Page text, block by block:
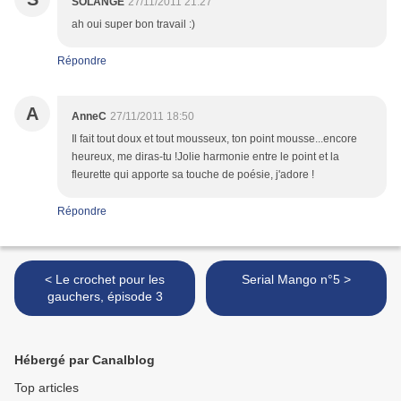
ah oui super bon travail :)
Répondre
A AnneC 27/11/2011 18:50
Il fait tout doux et tout mousseux, ton point mousse...encore
heureux, me diras-tu !Jolie harmonie entre le point et la
fleurette qui apporte sa touche de poésie, j'adore !
Répondre
< Le crochet pour les
gauchers, épisode 3
Serial Mango n°5 >
Hébergé par Canalblog
Top articles